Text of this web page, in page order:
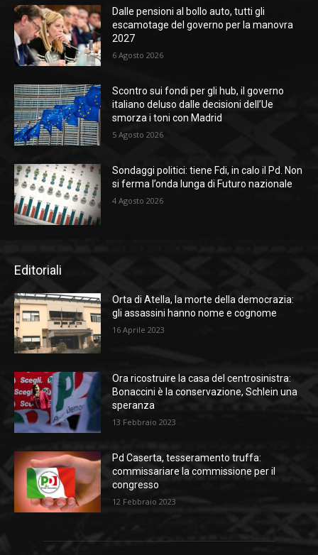
Dalle pensioni al bollo auto, tutti gli
escamotage del governo per la manovra
2027
6 Agosto 2026
Scontro sui fondi per gli hub, il governo
italiano deluso dalle decisioni dell’Ue
smorza i toni con Madrid
5 Agosto 2026
Sondaggi politici: tiene Fdi, in calo il Pd. Non
si ferma l’onda lunga di Futuro nazionale
4 Agosto 2026
Editoriali
Orta di Atella, la morte della democrazia:
gli assassini hanno nome e cognome
16 Aprile 2023
Ora ricostruire la casa del centrosinistra:
Bonaccini è la conservazione, Schlein una
speranza
13 Febbraio 2023
Pd Caserta, tesseramento truffa:
commissariare la commissione per il
congresso
12 Febbraio 2023